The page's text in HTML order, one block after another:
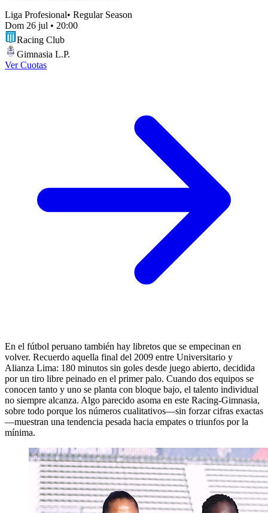
Liga Profesional• Regular Season
Dom 26 jul • 20:00
Racing Club
Gimnasia L.P.
Ver Cuotas
En el fútbol peruano también hay libretos que se empecinan en
volver. Recuerdo aquella final del 2009 entre Universitario y
Alianza Lima: 180 minutos sin goles desde juego abierto, decidida
por un tiro libre peinado en el primer palo. Cuando dos equipos se
conocen tanto y uno se planta con bloque bajo, el talento individual
no siempre alcanza. Algo parecido asoma en este Racing-Gimnasia,
sobre todo porque los números cualitativos—sin forzar cifras exactas
—muestran una tendencia pesada hacia empates o triunfos por la
mínima.